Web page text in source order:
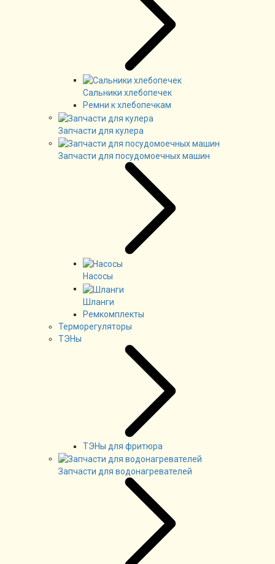
Сальники хлебопечек
Ремни к хлебопечкам
Запчасти для кулера
Запчасти для посудомоечных машин
Насосы
Шланги
Ремкомплекты
Терморегуляторы
ТЭНы
ТЭНы для фритюра
Запчасти для водонагревателей